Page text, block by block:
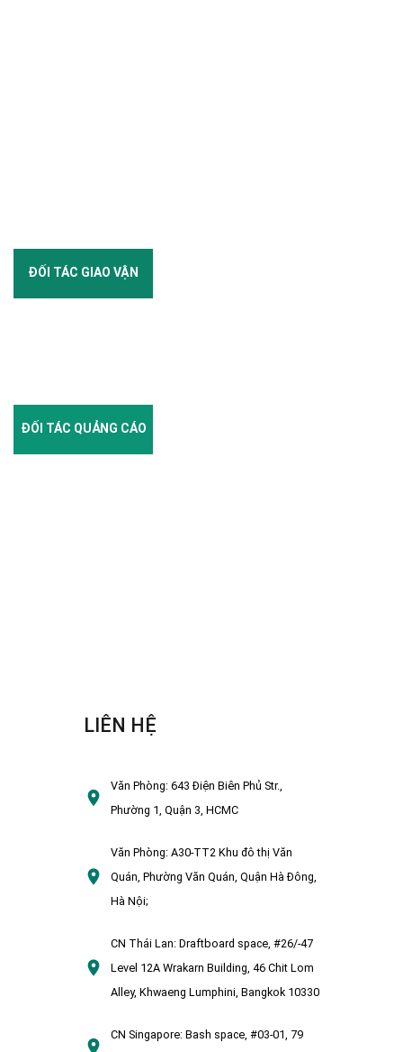
ĐỐI TÁC GIAO VẬN
ĐỐI TÁC QUẢNG CÁO
LIÊN HỆ
Văn Phòng:643 Điện Biên Phủ Str.,
Phường 1, Quận 3, HCMC
Văn Phòng:A30-TT2 Khu đô thị Văn
Quán, Phường Văn Quán, Quận Hà Đông,
Hà Nội;
CN Thái Lan: Draftboard space, #26/-47
Level 12A Wrakarn Building, 46 Chit Lom
Alley, Khwaeng Lumphini, Bangkok 10330
CN Singapore: Bash space, #03-01, 79